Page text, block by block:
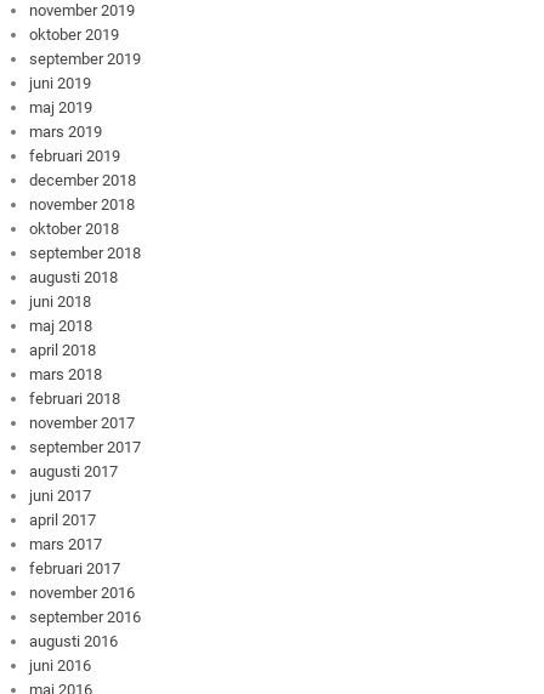
november 2019
oktober 2019
september 2019
juni 2019
maj 2019
mars 2019
februari 2019
december 2018
november 2018
oktober 2018
september 2018
augusti 2018
juni 2018
maj 2018
april 2018
mars 2018
februari 2018
november 2017
september 2017
augusti 2017
juni 2017
april 2017
mars 2017
februari 2017
november 2016
september 2016
augusti 2016
juni 2016
maj 2016